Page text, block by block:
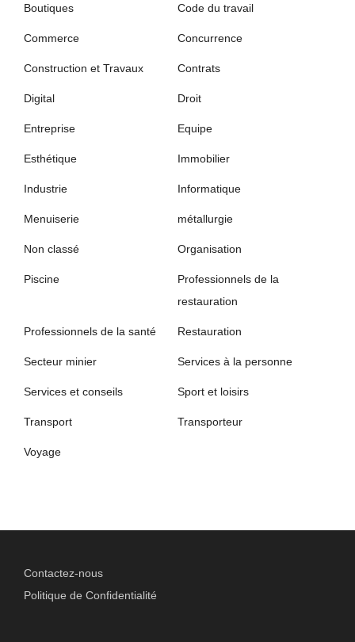
Boutiques Code du travail
Commerce Concurrence
Construction et Travaux Contrats
Digital Droit
Entreprise Equipe
Esthétique Immobilier
Industrie Informatique
Menuiserie métallurgie
Non classé Organisation
Piscine
Professionnels de la
restauration
Professionnels de la santé Restauration
Secteur minier Services à la personne
Services et conseils Sport et loisirs
Transport Transporteur
Voyage
Contactez-nous
Politique de Confidentialité